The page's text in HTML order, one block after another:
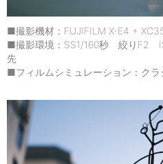
■撮影機材：FUJIFILM X-E4 +
■撮影環境：SS1/160秒 絞りF2
先
■フィルムシミュレーション：クラ